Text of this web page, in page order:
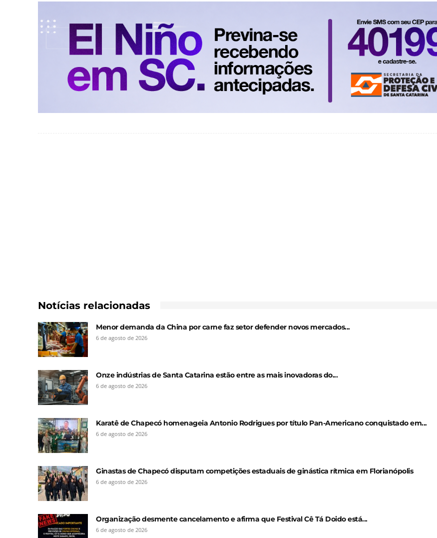
Notícias relacionadas
Menor demanda da China por carne faz setor defender novos mercados...
6 de agosto de 2026
Onze indústrias de Santa Catarina estão entre as mais inovadoras do...
6 de agosto de 2026
Karatê de Chapecó homenageia Antonio Rodrigues por título Pan-Americano conquistado em...
6 de agosto de 2026
Ginastas de Chapecó disputam competições estaduais de ginástica rítmica em Florianópolis
6 de agosto de 2026
Organização desmente cancelamento e afirma que Festival Cê Tá Doido está...
6 de agosto de 2026